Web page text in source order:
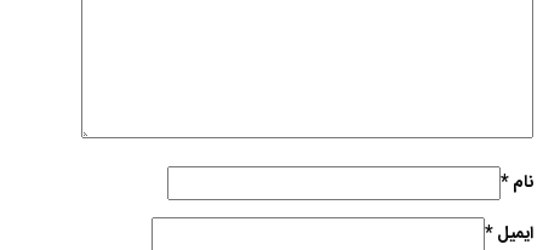
نام*
ایمیل*